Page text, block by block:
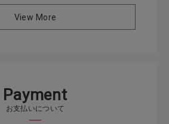
View More
Payment
お支払いについて